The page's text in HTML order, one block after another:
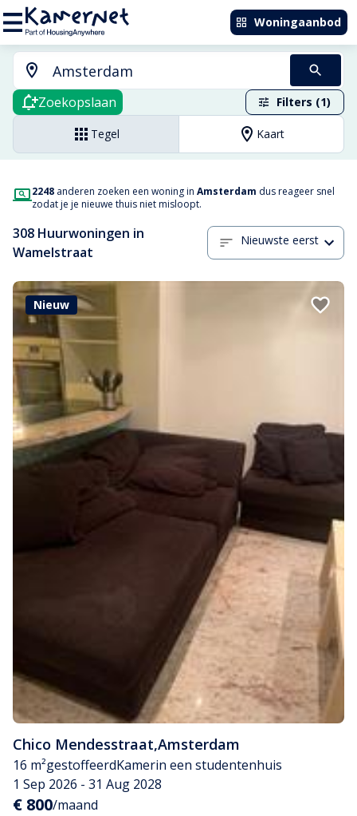
Woningaanbod
Zoekopslaan Filters (1)
Tegel Kaart
2248 anderen zoeken een woning in Amsterdam dus reageer snel
zodat je je nieuwe thuis niet misloopt.
308 Huurwoningen in
Wamelstraat
Nieuwste eerst
Nieuw
Chico Mendesstraat,Amsterdam
16 m²gestoffeerdKamerin een studentenhuis
1 Sep 2026 - 31 Aug 2028
€ 800/maand